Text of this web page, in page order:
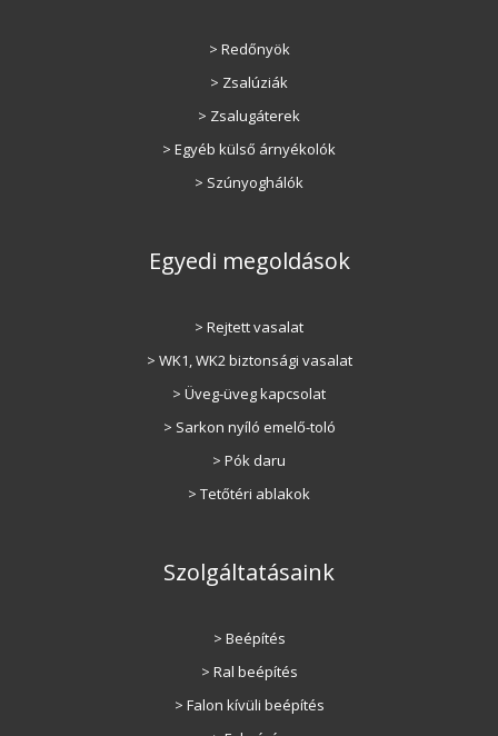
> Redőnyök
> Zsalúziák
> Zsalugáterek
> Egyéb külső árnyékolók
> Szúnyoghálók
Egyedi megoldások
> Rejtett vasalat
> WK1, WK2 biztonsági vasalat
> Üveg-üveg kapcsolat
> Sarkon nyíló emelő-toló
> Pók daru
> Tetőtéri ablakok
Szolgáltatásaink
> Beépítés
> Ral beépítés
> Falon kívüli beépítés